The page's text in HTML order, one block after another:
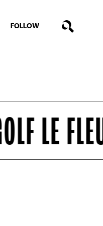
FOLLOW
FLEUR